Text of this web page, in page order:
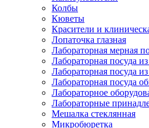
Колбы
Кюветы
Красители и
Лопаточка глазная
Лабораторная мерная
Лабораторная посуда
Лабораторная посуда
Лабораторная посуда
Лабораторное
Лабораторные
Мешалка стеклянная
Микробюретка